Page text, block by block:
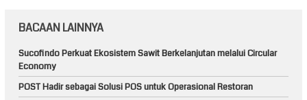
BACAAN LAINNYA
Sucofindo Perkuat Ekosistem Sawit Berkelanjutan melalui Circular
Economy
POST Hadir sebagai Solusi POS untuk Operasional Restoran